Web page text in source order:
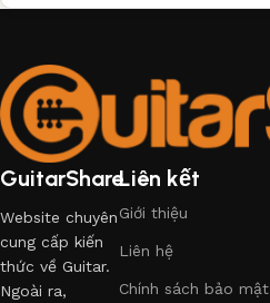
GuitarShare
Website chuyên
cung cấp kiến
thức về Guitar.
Ngoài ra,
Liên kết
Giới thiệu
Liên hệ
Chính sách bảo mật